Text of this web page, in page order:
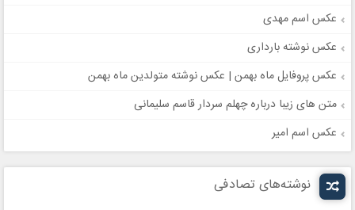
عکس اسم مهدی
عکس نوشته بارداری
عکس پروفایل ماه بهمن | عکس نوشته متولدین ماه بهمن
متن های زیبا درباره چهلم سردار قاسم سلیمانی
عکس اسم امیر
نوشته‌های تصادفی